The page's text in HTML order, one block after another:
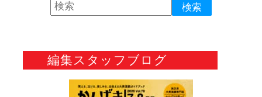
編集スタッフブログ